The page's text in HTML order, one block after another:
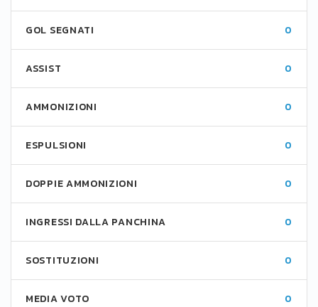
GOL SEGNATI 0
ASSIST 0
AMMONIZIONI 0
ESPULSIONI 0
DOPPIE AMMONIZIONI 0
INGRESSI DALLA PANCHINA 0
SOSTITUZIONI 0
MEDIA VOTO 0